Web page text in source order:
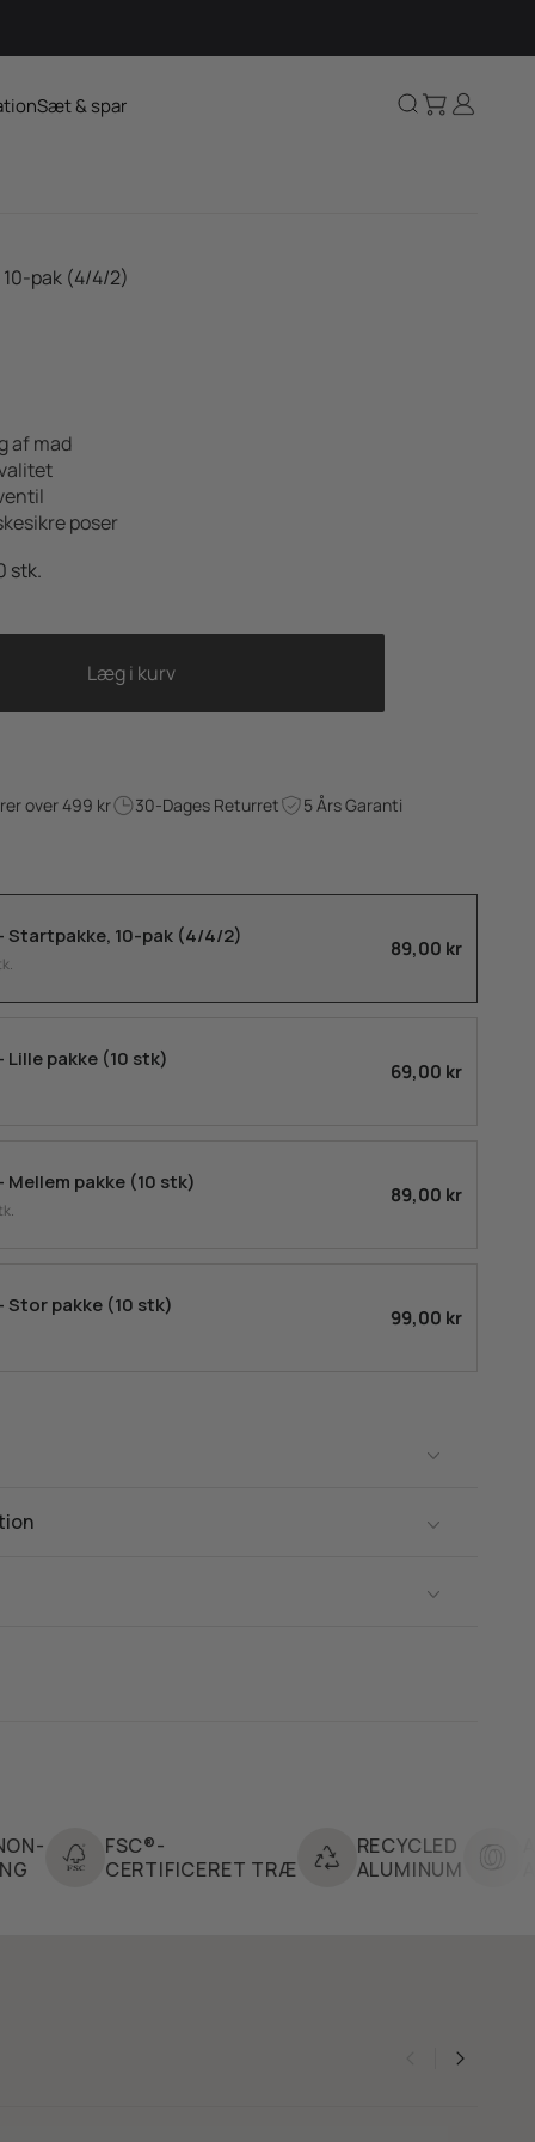
Sæt & spar SøgKurv Log ind
pak (4/4/2)
af mad
poser
stk.
Læg i kurv
over 499 kr 30-Dages Returret 5 Års Garanti
Startpakke, 10-pak (4/4/2) 89,00 kr
Lille pakke (10 stk) 69,00 kr
Mellem pakke (10 stk) 89,00 kr
Stor pakke (10 stk) 99,00 kr
FSC®-
CERTIFICERET TRÆ
RECYCLED
ALUMINUM
AMFORI